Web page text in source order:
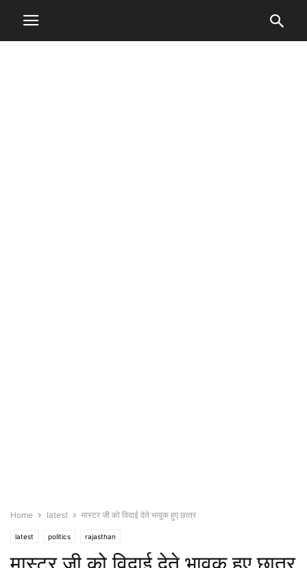
Home latest मास्टर जी को विदाई देते भावुक हुए छात्र
latest politics rajasthan